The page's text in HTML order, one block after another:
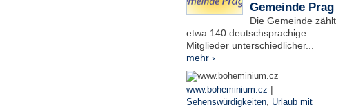
Gemeinde Prag
Die Gemeinde zählt
etwa 140 deutschsprachige
Mitglieder unterschiedlicher...
mehr ›
www.boheminium.cz |
Sehenswürdigkeiten, Urlaub mit